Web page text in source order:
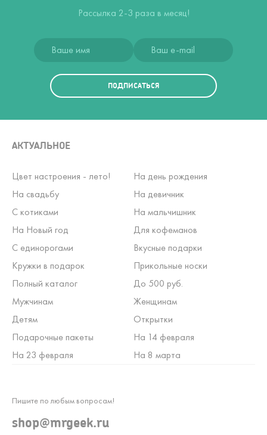
Рассылка 2-3 раза в месяц!
ПОДПИСАТЬСЯ
АКТУАЛЬНОЕ
Цвет настроения - лето!
На день рождения
На свадьбу
На девичник
С котиками
На мальчишник
На Новый год
Для кофеманов
С единорогами
Вкусные подарки
Кружки в подарок
Прикольные носки
Полный каталог
До 500 руб.
Мужчинам
Женщинам
Детям
Открытки
Подарочные пакеты
На 14 февраля
На 23 февраля
На 8 марта
Пишите по любым вопросам!
shop@mrgeek.ru